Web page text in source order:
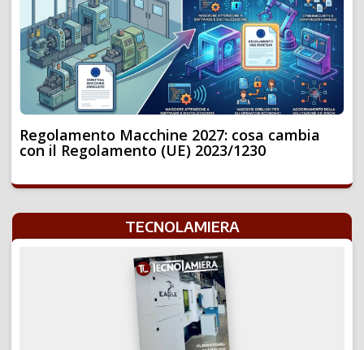
Regolamento Macchine 2027: cosa cambia
con il Regolamento (UE) 2023/1230
TECNOLAMIERA